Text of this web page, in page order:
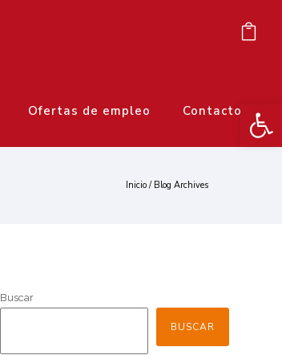
Ofertas de empleo Contacto
Inicio / Blog Archives
Buscar
BUSCAR